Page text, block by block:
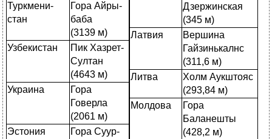
Туркмени-
стан
Гора Айры-
баба
(3139 м)
Узбекистан
Пик Хазрет-
Султан
(4643 м)
Украина
Гора
Говерла
(2061 м)
Эстония
Гора Суур-
Дзержинская
(345 м)
Латвия
Вершина
Гайзинькалнс
(311,6 м)
Литва
Холм Аукштояс
(293,84 м)
Молдова
Гора
Баланешты
(428,2 м)